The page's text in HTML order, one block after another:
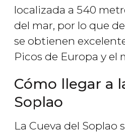
localizada a 540
del mar, por lo que
se obtienen
Picos de Europa y el
Cómo llegar a
Soplao
La Cueva del Soplao